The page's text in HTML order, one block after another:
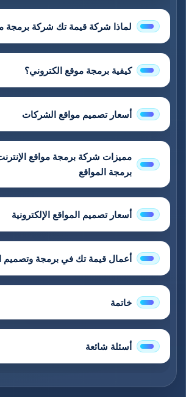
لماذا شركة قيمة تك شركة برمجة
كيفية برمجة موقع الكتروني؟
أسعار تصميم مواقع الشركات
مميزات شركة برمجة مواقع
برمجة المواقع
أسعار تصميم المواقع الإلكترونية
أعمال قيمة تك في برمجة وتصميم
خاتمة
أسئلة شائعة